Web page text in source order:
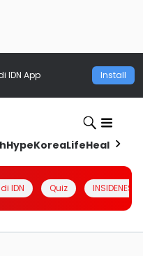
IDN App Install
HypeKoreaLifeHealth
IDN Quiz INSIDENESIA